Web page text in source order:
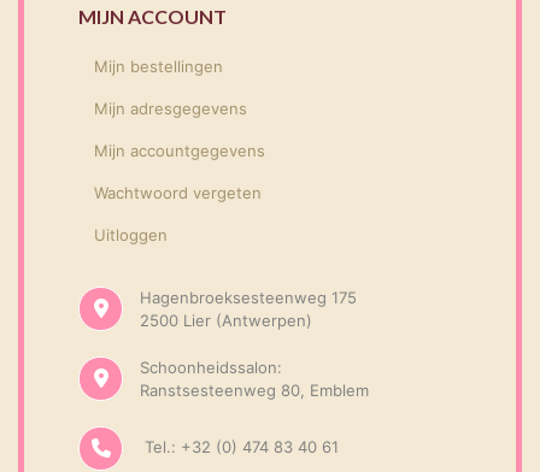
MIJN ACCOUNT
Mijn bestellingen
Mijn adresgegevens
Mijn accountgegevens
Wachtwoord vergeten
Uitloggen
Hagenbroeksesteenweg 175
2500 Lier (Antwerpen)
Schoonheidssalon:
Ranstsesteenweg 80, Emblem
Tel.: +32 (0) 474 83 40 61